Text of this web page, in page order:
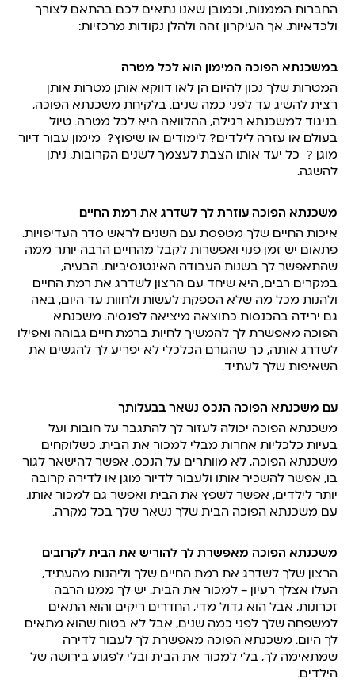
החברות הממנות, וכמובן שאנו נתאים לכם בהתאם לצורך
ולכדאיות. אך העיקרון זהה ולהלן נקודות מרכזיות:
במשכנתא הפוכה המימון הוא לכל מטרה
המטרות שלך נכון להיום הן לאו דווקא אותן מטרות אותן
רצית להשיג עד לפני כמה שנים. בלקיחת משכנתא הפוכה,
בניגוד למשכנתא רגילה, ההלוואה היא לכל מטרה. טיול
בעולם או עזרה לילדים? לימודים או שיפוץ? מימון עבור דיור
מוגן ? כל יעד אותו הצבת לעצמך לשנים הקרובות, ניתן
להשגה.
משכנתא הפוכה עוזרת לך לשדרג את רמת החיים
איכות החיים שלך מטפסת עם השנים לראש סדר העדיפויות.
פתאום יש זמן פנוי ואפשרות לקבל מהחיים הרבה יותר ממה
שהתאפשר לך בשנות העבודה האינטנסיביות. הבעיה,
במקרים רבים, היא שיחד עם הרצון לשדרג את רמת החיים
ולהנות מכל מה שלא הספקת לעשות ולחוות עד היום, באה
גם ירידה בהכנסות כתוצאה מיציאה לפנסיה. משכנתא
הפוכה מאפשרת לך להמשיך לחיות ברמת חיים גבוהה ואפילו
לשדרג אותה, כך שהגורם הכלכלי לא יפריע לך להגשים את
השאיפות שלך לעתיד.
עם משכנתא הפוכה הנכס נשאר בבעלותך
משכנתא הפוכה יכולה לעזור לך להתגבר על חובות ועל
בעיות כלכליות אחרות מבלי למכור את הבית. כשלוקחים
משכנתא הפוכה, לא מוותרים על הנכס. אפשר להישאר לגור
בו, אפשר להשכיר אותו ולעבור לדיור מוגן או לדירה קרובה
יותר לילדים, אפשר לשפץ את הבית ואפשר גם למכור אותו.
עם משכנתא הפוכה הבית שלך נשאר שלך בכל מקרה.
משכנתא הפוכה מאפשרת לך להוריש את הבית לקרובים
הרצון שלך לשדרג את רמת החיים שלך וליהנות מהעתיד,
העלו אצלך רעיון – למכור את הבית. יש לך ממנו הרבה
זכרונות, אבל הוא גדול מדי, החדרים ריקים והוא התאים
למשפחה שלך לפני כמה שנים, אבל לא בטוח שהוא מתאים
לך היום. משכנתא הפוכה מאפשרת לך לעבור לדירה
שמתאימה לך, בלי למכור את הבית ובלי לפגוע בירושה של
הילדים.